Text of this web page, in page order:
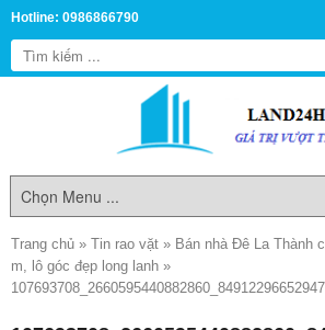
Hotline: 0986866790
Trang chủ » Tin rao vặt » Bán nhà Đê La Thành
m, lô góc đẹp long lanh »